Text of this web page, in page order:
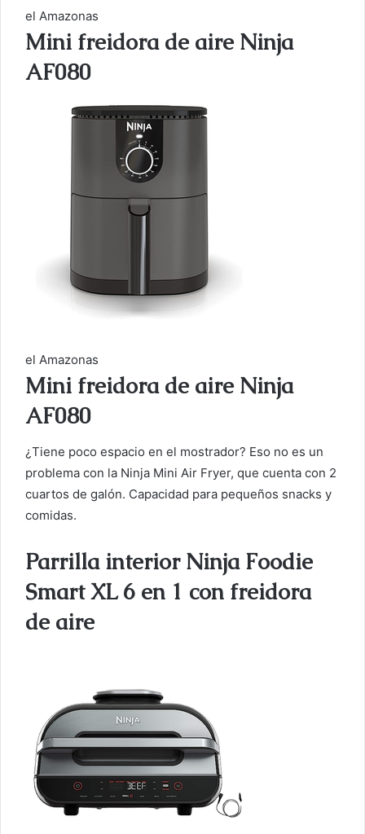
el Amazonas
Mini freidora de aire Ninja
AF080
el Amazonas
Mini freidora de aire Ninja
AF080
¿Tiene poco espacio en el mostrador? Eso no es un
problema con la Ninja Mini Air Fryer, que cuenta con 2
cuartos de galón. Capacidad para pequeños snacks y
comidas.
Parrilla interior Ninja Foodie
Smart XL 6 en 1 con freidora
de aire